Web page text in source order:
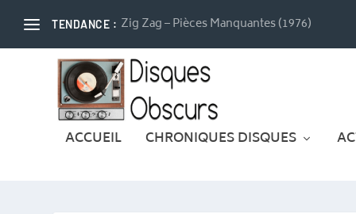
TENDANCE : Zig Zag – Pièces Manquantes (1976)
ACCUEIL CHRONIQUES DISQUES